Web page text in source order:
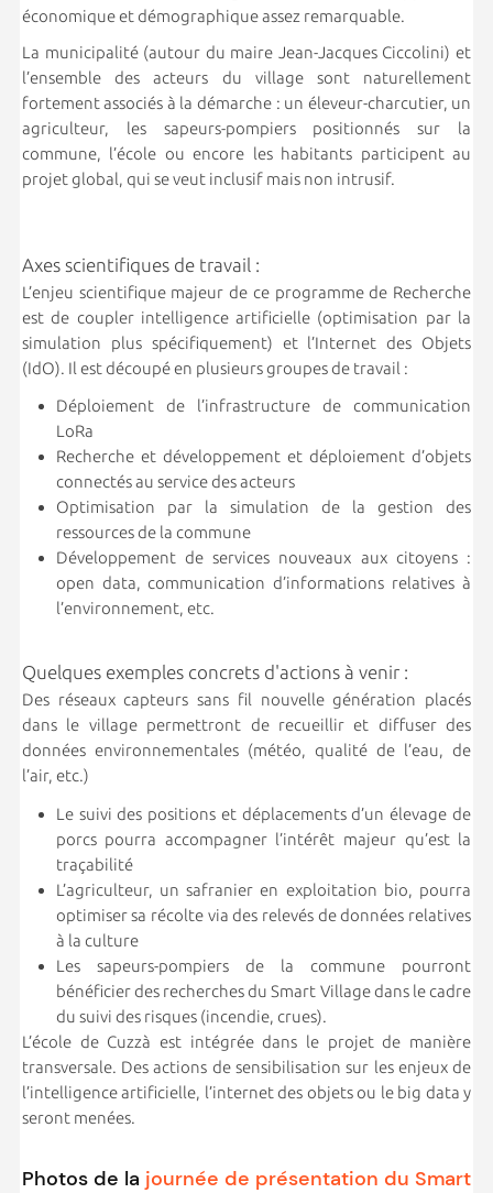
économique et démographique assez remarquable.
La municipalité (autour du maire Jean-Jacques Ciccolini) et
l’ensemble des acteurs du village sont naturellement
fortement associés à la démarche : un éleveur-charcutier, un
agriculteur, les sapeurs-pompiers positionnés sur la
commune, l’école ou encore les habitants participent au
projet global, qui se veut inclusif mais non intrusif.
Axes scientifiques de travail :
L’enjeu scientifique majeur de ce programme de Recherche
est de coupler intelligence artificielle (optimisation par la
simulation plus spécifiquement) et l’Internet des Objets
(IdO). Il est découpé en plusieurs groupes de travail :
Déploiement de l’infrastructure de communication
LoRa
Recherche et développement et déploiement d’objets
connectés au service des acteurs
Optimisation par la simulation de la gestion des
ressources de la commune
Développement de services nouveaux aux citoyens :
open data, communication d’informations relatives à
l’environnement, etc.
Quelques exemples concrets d'actions à venir :
Des réseaux capteurs sans fil nouvelle génération placés
dans le village permettront de recueillir et diffuser des
données environnementales (météo, qualité de l’eau, de
l’air, etc.)
Le suivi des positions et déplacements d’un élevage de
porcs pourra accompagner l’intérêt majeur qu’est la
traçabilité
L’agriculteur, un safranier en exploitation bio, pourra
optimiser sa récolte via des relevés de données relatives
à la culture
Les sapeurs-pompiers de la commune pourront
bénéficier des recherches du Smart Village dans le cadre
du suivi des risques (incendie, crues).
L’école de Cuzzà est intégrée dans le projet de manière
transversale. Des actions de sensibilisation sur les enjeux de
l’intelligence artificielle, l’internet des objets ou le big data y
seront menées.
Photos de la journée de présentation du Smart